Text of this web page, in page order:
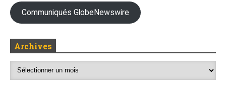
Communiqués GlobeNewswire
Archives